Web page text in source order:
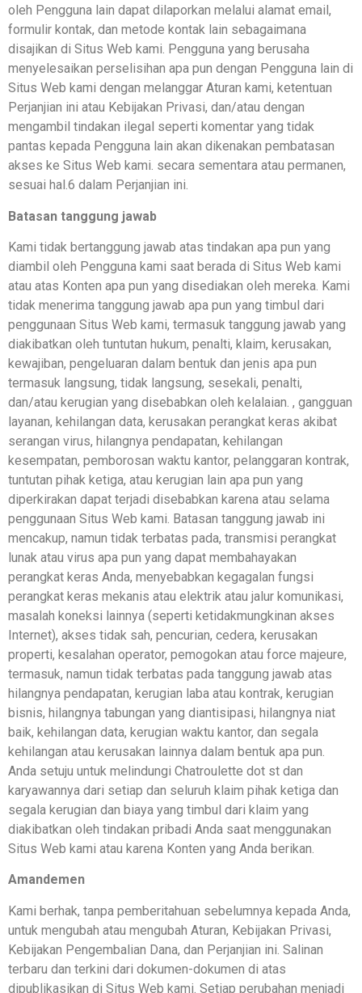
oleh Pengguna lain dapat dilaporkan melalui alamat email,
formulir kontak, dan metode kontak lain sebagaimana
disajikan di Situs Web kami. Pengguna yang berusaha
menyelesaikan perselisihan apa pun dengan Pengguna lain di
Situs Web kami dengan melanggar Aturan kami, ketentuan
Perjanjian ini atau Kebijakan Privasi, dan/atau dengan
mengambil tindakan ilegal seperti komentar yang tidak
pantas kepada Pengguna lain akan dikenakan pembatasan
akses ke Situs Web kami. secara sementara atau permanen,
sesuai hal.6 dalam Perjanjian ini.
Batasan tanggung jawab
Kami tidak bertanggung jawab atas tindakan apa pun yang
diambil oleh Pengguna kami saat berada di Situs Web kami
atau atas Konten apa pun yang disediakan oleh mereka. Kami
tidak menerima tanggung jawab apa pun yang timbul dari
penggunaan Situs Web kami, termasuk tanggung jawab yang
diakibatkan oleh tuntutan hukum, penalti, klaim, kerusakan,
kewajiban, pengeluaran dalam bentuk dan jenis apa pun
termasuk langsung, tidak langsung, sesekali, penalti,
dan/atau kerugian yang disebabkan oleh kelalaian. , gangguan
layanan, kehilangan data, kerusakan perangkat keras akibat
serangan virus, hilangnya pendapatan, kehilangan
kesempatan, pemborosan waktu kantor, pelanggaran kontrak,
tuntutan pihak ketiga, atau kerugian lain apa pun yang
diperkirakan dapat terjadi disebabkan karena atau selama
penggunaan Situs Web kami. Batasan tanggung jawab ini
mencakup, namun tidak terbatas pada, transmisi perangkat
lunak atau virus apa pun yang dapat membahayakan
perangkat keras Anda, menyebabkan kegagalan fungsi
perangkat keras mekanis atau elektrik atau jalur komunikasi,
masalah koneksi lainnya (seperti ketidakmungkinan akses
Internet), akses tidak sah, pencurian, cedera, kerusakan
properti, kesalahan operator, pemogokan atau force majeure,
termasuk, namun tidak terbatas pada tanggung jawab atas
hilangnya pendapatan, kerugian laba atau kontrak, kerugian
bisnis, hilangnya tabungan yang diantisipasi, hilangnya niat
baik, kehilangan data, kerugian waktu kantor, dan segala
kehilangan atau kerusakan lainnya dalam bentuk apa pun.
Anda setuju untuk melindungi Chatroulette dot st dan
karyawannya dari setiap dan seluruh klaim pihak ketiga dan
segala kerugian dan biaya yang timbul dari klaim yang
diakibatkan oleh tindakan pribadi Anda saat menggunakan
Situs Web kami atau karena Konten yang Anda berikan.
Amandemen
Kami berhak, tanpa pemberitahuan sebelumnya kepada Anda,
untuk mengubah atau mengubah Aturan, Kebijakan Privasi,
Kebijakan Pengembalian Dana, dan Perjanjian ini. Salinan
terbaru dan terkini dari dokumen-dokumen di atas
dipublikasikan di Situs Web kami. Setiap perubahan menjadi